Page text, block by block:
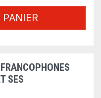
PANIER
SES